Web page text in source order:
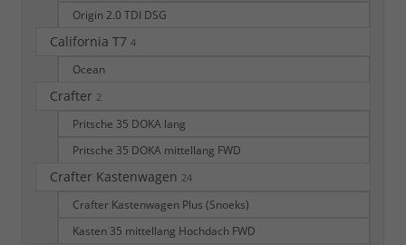
Origin 2.0 TDI DSG
California T7 4
Ocean
Crafter 2
Pritsche 35 DOKA lang
Pritsche 35 DOKA mittellang FWD
Crafter Kastenwagen 24
Crafter Kastenwagen Plus (Snoeks)
Kasten 35 mittellang Hochdach FWD